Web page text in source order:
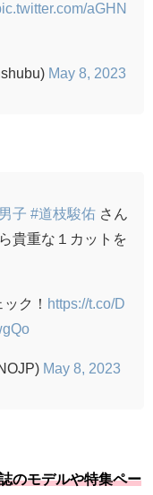
aGHN
May 8, 2023
子 #道枝駿佑 さん
貴重な１カットを
ク！ https://t.co/D
May 8, 2023
のモデルや特集ペー